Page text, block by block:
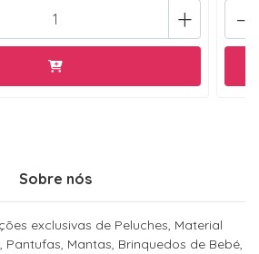
+ -
Sobre nós
exclusivas de Peluches, Material
Pantufas, Mantas, Brinquedos de Bebé,